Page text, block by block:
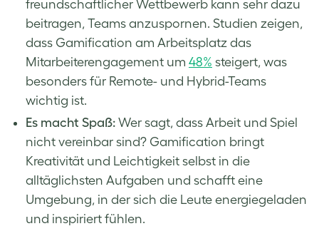
freundschaftlicher Wettbewerb kann sehr dazu
beitragen, Teams anzuspornen. Studien zeigen,
dass Gamification am Arbeitsplatz das
Mitarbeiterengagement um 48% steigert, was
besonders für Remote- und Hybrid-Teams
wichtig ist.
Es macht Spaß: Wer sagt, dass Arbeit und Spiel
nicht vereinbar sind? Gamification bringt
Kreativität und Leichtigkeit selbst in die
alltäglichsten Aufgaben und schafft eine
Umgebung, in der sich die Leute energiegeladen
und inspiriert fühlen.